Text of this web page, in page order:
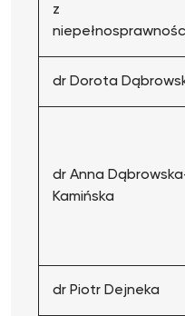
z
dr Dorota
dr Anna
Kamińska
dr Piotr Dejneka